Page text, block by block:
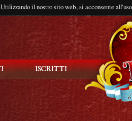
Utilizzando il nostro sito web, si acconsente